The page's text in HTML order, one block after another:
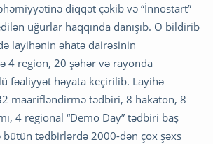
diqqət çəkib və “İnnostart”
uğurlar haqqında danışıb. O bildirib
layihənin əhatə dairəsinin
4 region, 20 şəhər və rayonda
fəaliyyət həyata keçirilib. Layihə
maarifləndirmə tədbiri, 8 hakaton, 8
4 regional “Demo Day” tədbiri baş
tədbirlərdə 2000-dən çox şəxs